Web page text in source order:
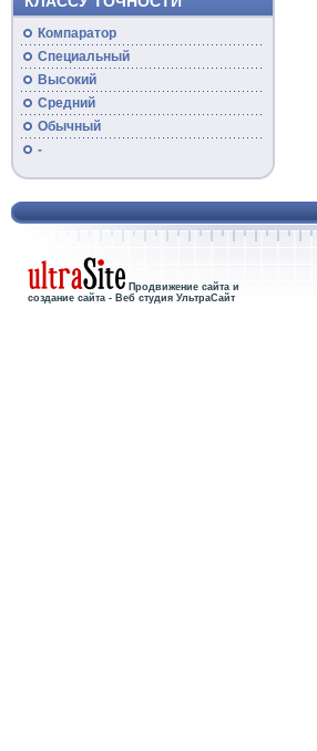
Компаратор
Специальный
Высокий
Средний
Обычный
-
Продвижение сайта и
создание сайта - Веб студия УльтраСайт